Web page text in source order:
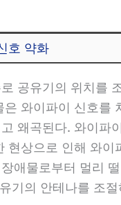
호 약화
공유기의 위치를
와이파이 신호를
왜곡된다. 와이
현상으로 인해 와
애물로부터 멀리
기의 안테나를 조